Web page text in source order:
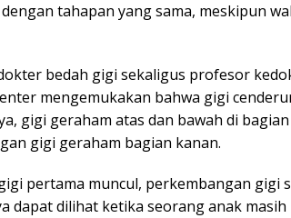
tahapan yang sama, meskipun
bedah gigi sekaligus profesor
mengemukakan bahwa gigi
gigi geraham atas dan bawah di
gigi geraham bagian kanan.
pertama muncul, perkembangan gigi
dapat dilihat ketika seorang anak masih